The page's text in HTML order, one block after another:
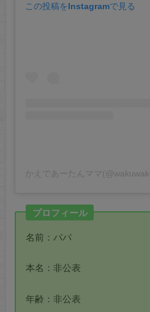
この投稿をInstagramで見る
プロフィール
名前：パパ
本名：非公表
年齢：非公表